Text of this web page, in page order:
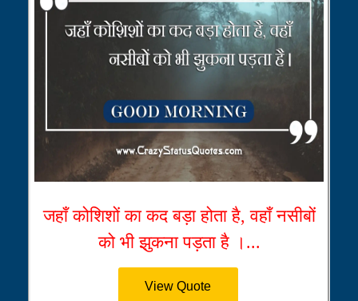
जहाँ कोशिशों का कद बड़ा होता है, वहाँ नसीबों
को भी झुकना पड़ता है ।...
View Quote